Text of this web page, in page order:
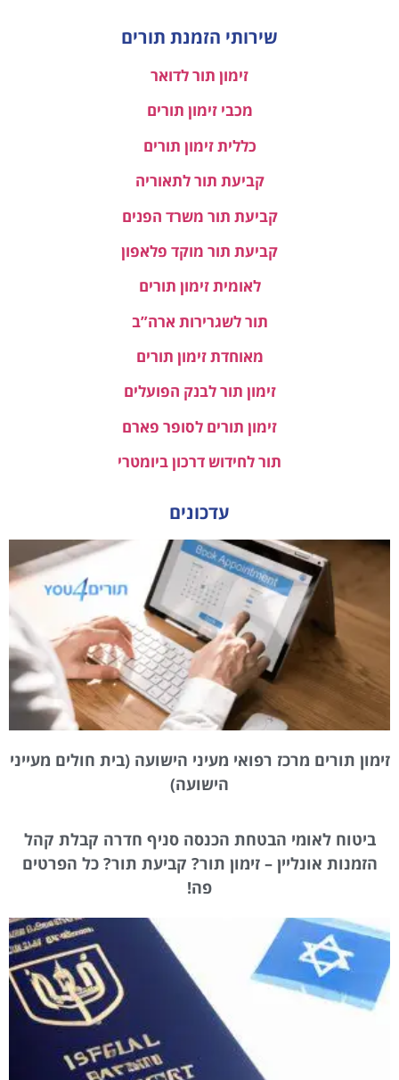
שירותי הזמנת תורים
זימון תור לדואר
מכבי זימון תורים
כללית זימון תורים
קביעת תור לתאוריה
קביעת תור משרד הפנים
קביעת תור מוקד פלאפון
לאומית זימון תורים
תור לשגרירות ארה”ב
מאוחדת זימון תורים
זימון תור לבנק הפועלים
זימון תורים לסופר פארם
תור לחידוש דרכון ביומטרי
עדכונים
זימון תורים מרכז רפואי מעיני הישועה (בית חולים מעייני
הישועה)
ביטוח לאומי הבטחת הכנסה סניף חדרה קבלת קהל
הזמנות אונליין – זימון תור? קביעת תור? כל הפרטים
פה!